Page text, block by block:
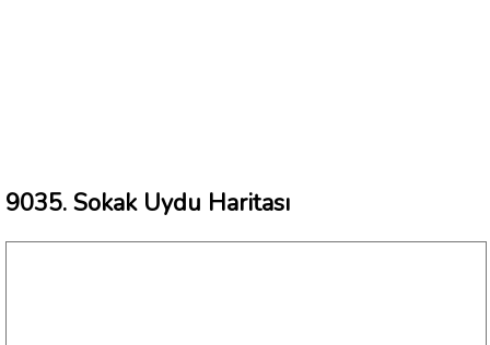
9035. Sokak Uydu Haritası